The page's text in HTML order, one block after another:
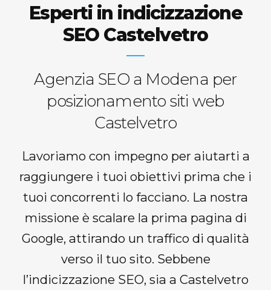
Esperti in indicizzazione
SEO Castelvetro
Agenzia SEO a Modena per
posizionamento siti web
Castelvetro
Lavoriamo con impegno per aiutarti a
raggiungere i tuoi obiettivi prima che i
tuoi concorrenti lo facciano. La nostra
missione è scalare la prima pagina di
Google, attirando un traffico di qualità
verso il tuo sito. Sebbene
l’indicizzazione SEO, sia a Castelvetro